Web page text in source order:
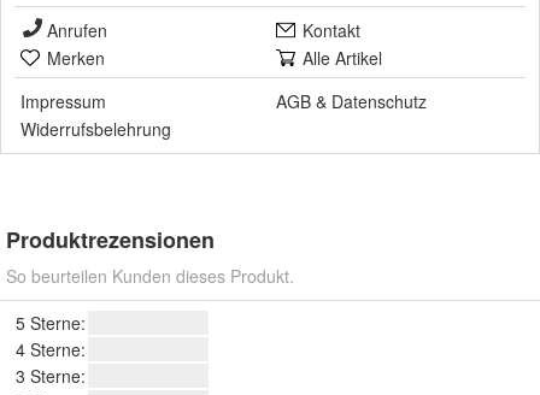
Anrufen
Kontakt
Merken
Alle Artikel
Impressum
AGB & Datenschutz
Widerrufsbelehrung
Produktrezensionen
So beurteilen Kunden dieses Produkt.
5 Sterne:
4 Sterne:
3 Sterne: